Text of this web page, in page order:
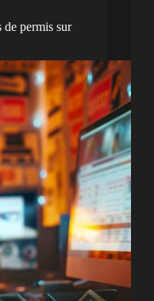
de permis sur